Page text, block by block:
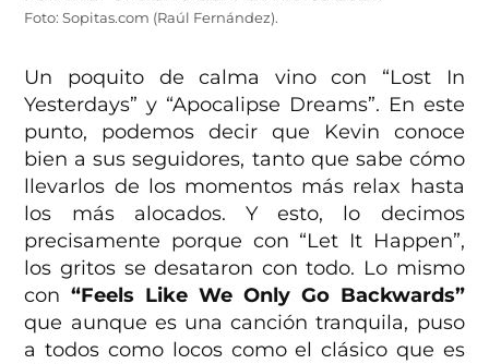
Foto: Sopitas.com (Raúl Fernández).
Un poquito de calma vino con “Lost In
Yesterdays” y “Apocalipse Dreams”. En este
punto, podemos decir que Kevin conoce
bien a sus seguidores, tanto que sabe cómo
llevarlos de los momentos más relax hasta
los más alocados. Y esto, lo decimos
precisamente porque con “Let It Happen”,
los gritos se desataron con todo. Lo mismo
con“Feels Like We Only Go Backwards”
que aunque es una canción tranquila, puso
a todos como locos como el clásico que es